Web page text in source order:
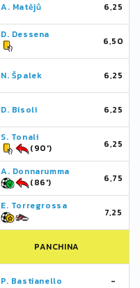
A. Matějů 6,25
D. Dessena
6,50
N. Špalek 6,25
D. Bisoli 6,25
S. Tonali
(90')
6,25
A. Donnarumma
(86')
6,75
E. Torregrossa
7,25
PANCHINA
P. Bastianello -